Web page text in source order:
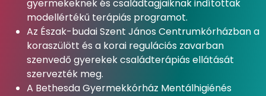
gyermekeknek és családtagjaiknak indítottak
modellértékű terápiás programot.
Az Észak-budai Szent János Centrumkórházban a
koraszülött és a korai regulációs zavarban
szenvedő gyerekek családterápiás ellátását
szervezték meg.
A Bethesda Gyermekkórház Mentálhigiénés